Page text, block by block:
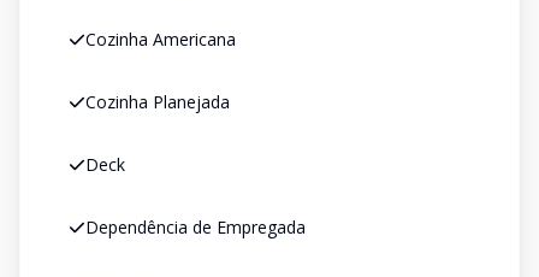
Cozinha Americana
Cozinha Planejada
Deck
Dependência de Empregada